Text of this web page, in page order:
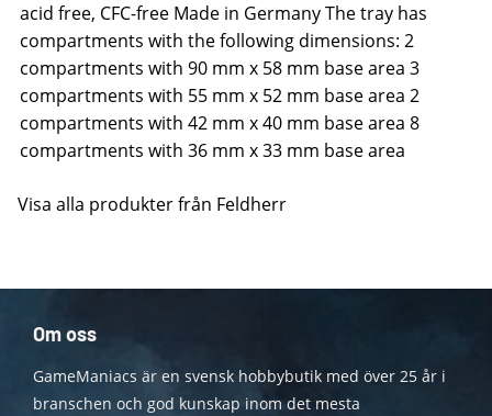
acid free, CFC-free Made in Germany The tray has
compartments with the following dimensions: 2
compartments with 90 mm x 58 mm base area 3
compartments with 55 mm x 52 mm base area 2
compartments with 42 mm x 40 mm base area 8
compartments with 36 mm x 33 mm base area
Visa alla produkter från Feldherr
Om oss
GameManiacs är en svensk hobbybutik med över 25 år i
branschen och god kunskap inom det mesta